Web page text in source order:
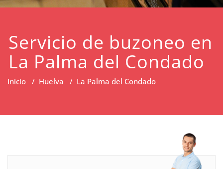
Servicio de buzoneo en
La Palma del Condado
Inicio / Huelva / La Palma del Condado